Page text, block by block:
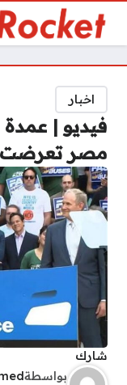
اخبار
فيديو |
مصر تعرضت
شارك
بواسطة